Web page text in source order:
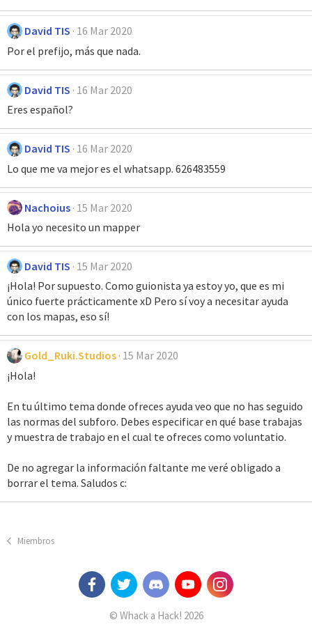
David TIS 16 Mar 2020
Por el prefijo, más que nada.
David TIS 16 Mar 2020
Eres español?
David TIS 16 Mar 2020
Lo que me va mejor es el whatsapp. 626483559
Nachoius 15 Mar 2020
Hola yo necesito un mapper
David TIS 15 Mar 2020
¡Hola! Por supuesto. Como guionista ya estoy yo, que es mi
único fuerte prácticamente xD Pero sí voy a necesitar ayuda
con los mapas, eso sí!
Gold_Ruki.Studios 15 Mar 2020
¡Hola!
En tu último tema donde ofreces ayuda veo que no has seguido
las normas del subforo. Debes especificar en qué base trabajas
y muestra de trabajo en el cual te ofreces como voluntatio.
De no agregar la información faltante me veré obligado a
borrar el tema. Saludos c:
Miembros
© Whack a Hack! 2026